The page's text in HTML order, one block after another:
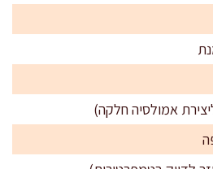
אמולסיה חלקה)